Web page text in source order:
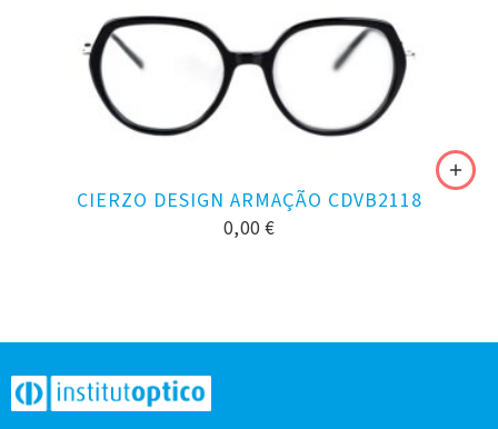
CIERZO DESIGN ARMAÇÃO CDVB2118
0,00 €